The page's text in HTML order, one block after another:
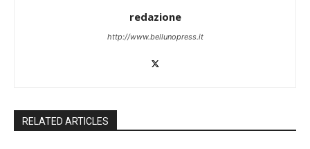
redazione
http://www.bellunopress.it
RELATED ARTICLES